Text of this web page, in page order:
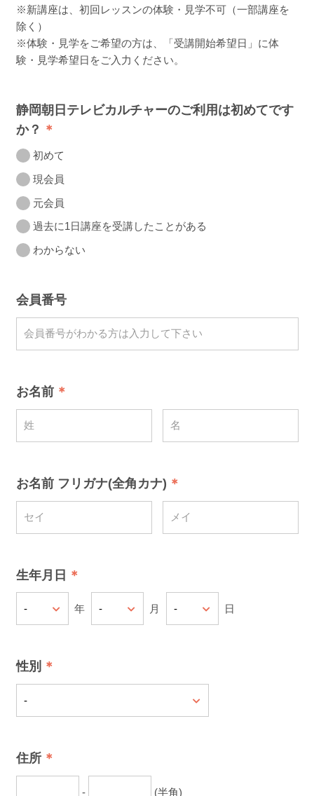
※新講座は、初回レッスンの体験・見学不可（一部講座を
除く）
※体験・見学をご希望の方は、「受講開始希望日」に体
験・見学希望日をご入力ください。
静岡朝日テレビカルチャーのご利用は初めてです
か？
初めて
現会員
元会員
過去に1日講座を受講したことがある
わからない
会員番号
お名前
お名前 フリガナ(全角カナ)
生年月日
年 月 日
性別
住所
- (半角)